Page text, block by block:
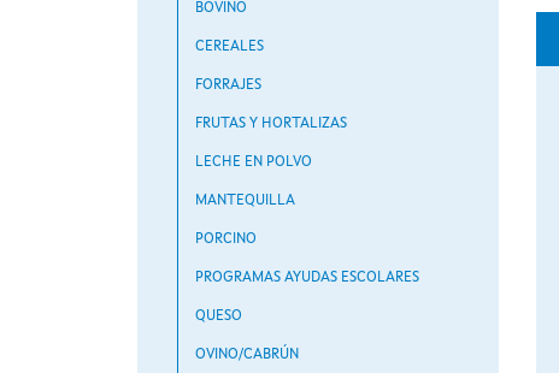
BOVINO
CEREALES
FORRAJES
FRUTAS Y HORTALIZAS
LECHE EN POLVO
MANTEQUILLA
PORCINO
PROGRAMAS AYUDAS ESCOLARES
QUESO
OVINO/CABRÚN